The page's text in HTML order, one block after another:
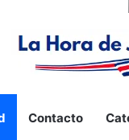
Contacto